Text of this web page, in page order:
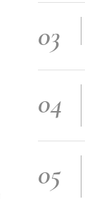
03
04
05